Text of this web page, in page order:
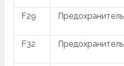
F29 Предохранитель
F32 Предохранитель